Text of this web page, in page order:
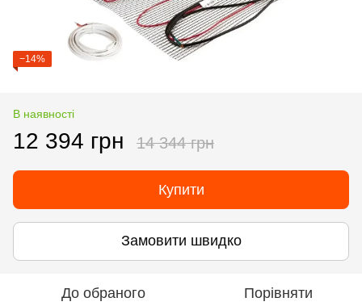
−14%
В наявності
12 394 грн 14 344 грн
Купити
Замовити швидко
До обраного Порівняти